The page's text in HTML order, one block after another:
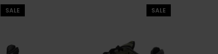
AIR JORDAN
AIR JORDAN 1 LOW
SALE
SALE